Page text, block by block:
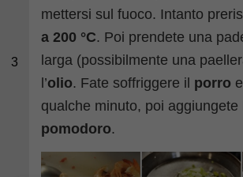
3
mettersi sul fuoco. Intanto
a 200 °C. Poi prendete una
larga (possibilmente una
l’olio. Fate soffriggere il porro
qualche minuto, poi aggiungete
pomodoro.